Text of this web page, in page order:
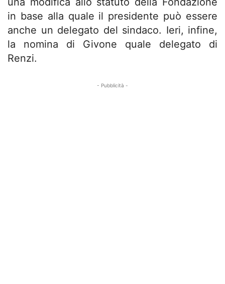
in base alla quale il presidente può essere
anche un delegato del sindaco. Ieri, infine,
la nomina di Givone quale delegato di
Renzi.
- Pubblicità -